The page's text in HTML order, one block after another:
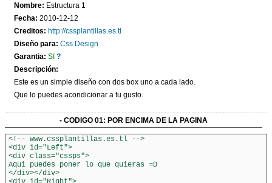
ESPECIALES
CONTACTO
Nombre: Estructura 1
Fecha: 2010-12-12
Creditos: http://cssplantillas.es.tl
Diseño para: Css Design
Garantia: SI ?
Descripción:
Este es un simple diseño con dos box uno a cada lado.
Que lo puedes acondicionar a tu gusto.
- CODIGO 01: POR ENCIMA DE LA PAGINA